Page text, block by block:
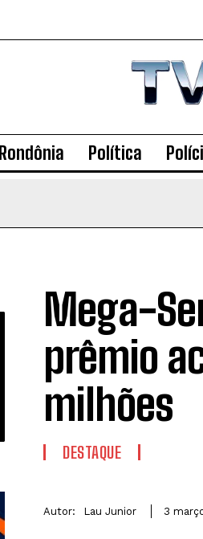
Rondônia Política
Mega-
prêmio
milhões
DESTAQUE
Autor: Lau Junior 3